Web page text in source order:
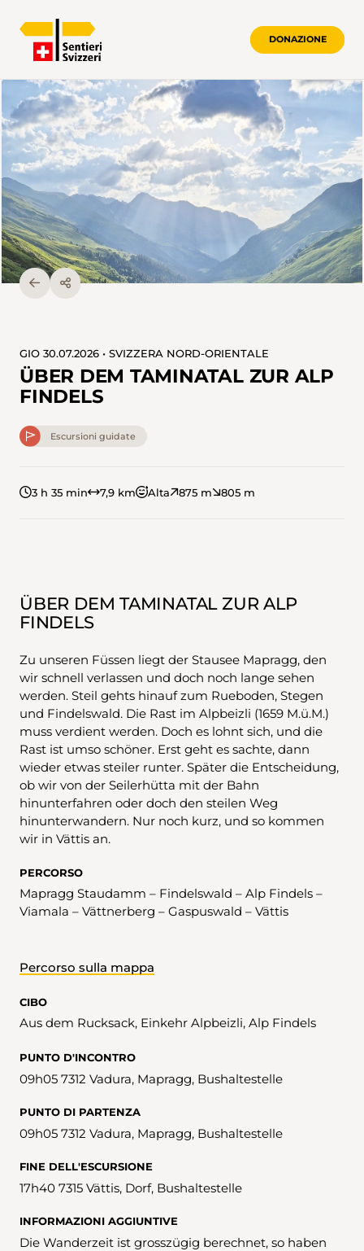
DONAZIONE
GIO 30.07.2026 • SVIZZERA NORD-ORIENTALE
ÜBER DEM TAMINATAL ZUR ALP
FINDELS
Escursioni guidate
3 h 35 min 7,9 km Alta 875 m 805 m
ÜBER DEM TAMINATAL ZUR ALP
FINDELS
Zu unseren Füssen liegt der Stausee Mapragg, den
wir schnell verlassen und doch noch lange sehen
werden. Steil gehts hinauf zum Rueboden, Stegen
und Findelswald. Die Rast im Alpbeizli (1659 M.ü.M.)
muss verdient werden. Doch es lohnt sich, und die
Rast ist umso schöner. Erst geht es sachte, dann
wieder etwas steiler runter. Später die Entscheidung,
ob wir von der Seilerhütta mit der Bahn
hinunterfahren oder doch den steilen Weg
hinunterwandern. Nur noch kurz, und so kommen
wir in Vättis an.
PERCORSO
Mapragg Staudamm – Findelswald – Alp Findels –
Viamala – Vättnerberg – Gaspuswald – Vättis
Percorso sulla mappa
CIBO
Aus dem Rucksack, Einkehr Alpbeizli, Alp Findels
PUNTO D'INCONTRO
09h05 7312 Vadura, Mapragg, Bushaltestelle
PUNTO DI PARTENZA
09h05 7312 Vadura, Mapragg, Bushaltestelle
FINE DELL'ESCURSIONE
17h40 7315 Vättis, Dorf, Bushaltestelle
INFORMAZIONI AGGIUNTIVE
Die Wanderzeit ist grosszügig berechnet, so haben